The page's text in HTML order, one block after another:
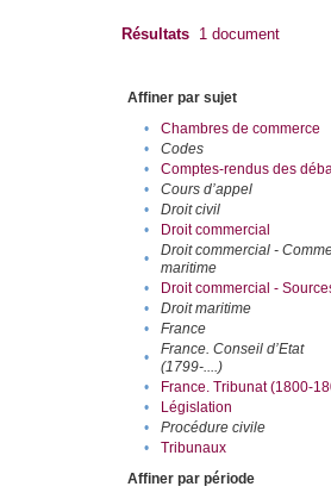
Résultats 1 document
Affiner par sujet
•
Chambres de commerce
•
Codes
•
Comptes-rendus des
•
Cours d’appel
•
Droit civil
•
Droit commercial
•
Droit commercial -
maritime
• Droit commercial -
•
Droit maritime
•
France
•
France. Conseil d’Etat
(1799-....)
• France. Tribunat (1800-
•
Législation
•
Procédure civile
•
Tribunaux
Affiner par période